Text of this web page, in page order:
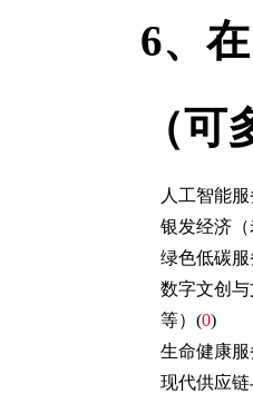
6、
（可
人工智能
银发经济
绿色低碳
数字文创
等） (0)
生命健康
现代供应